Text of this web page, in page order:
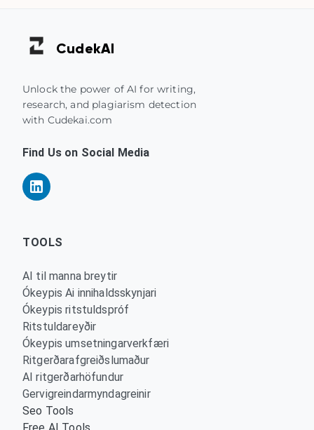
CudekAI
Unlock the power of AI for writing,
research, and plagiarism detection
with Cudekai.com
Find Us on Social Media
TOOLS
AI til manna breytir
Ókeypis Ai innihaldsskynjari
Ókeypis ritstuldspróf
Ritstuldareyðir
Ókeypis umsetningarverkfæri
Ritgerðarafgreiðslumaður
AI ritgerðarhöfundur
Gervigreindarmyndagreinir
Seo Tools